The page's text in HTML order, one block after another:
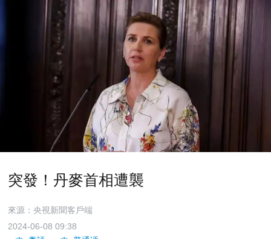
突發！丹麥首相遭襲
來源：央視新聞客戶端
2024-06-08 09:38